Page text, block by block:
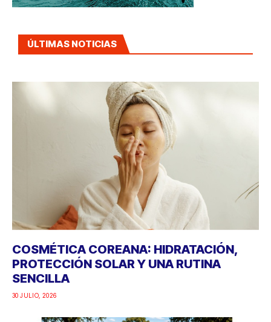
ÚLTIMAS NOTICIAS
COSMÉTICA COREANA: HIDRATACIÓN,
PROTECCIÓN SOLAR Y UNA RUTINA
SENCILLA
30 JULIO, 2026